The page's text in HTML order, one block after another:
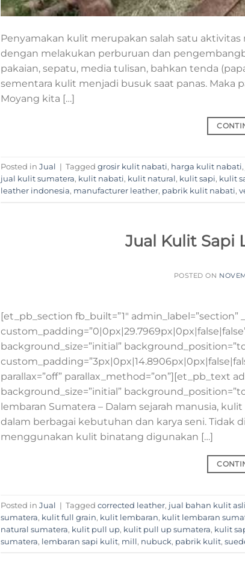
Penyamakan kulit merupakan salah satu
dengan melakukan perburuan dan
pakaian, sepatu, media tulisan, bahkan tenda
sementara kulit menjadi busuk saat panas. Maka
Moyang kita […]
Posted in Jual | Tagged grosir kulit nabati, harga kulit nabati,
jual kulit sumatera, kulit nabati, kulit natural, kulit sapi, kulit
leather indonesia, manufacturer leather, pabrik kulit nabati,
Jual Kulit Sapi
POSTED ON
[et_pb_section fb_built=”1″ admin_label=”section”
background_size=”initial”
parallax=”off” parallax_method=”on”][et_pb_text
background_size=”initial”
lembaran Sumatera – Dalam sejarah manusia,
dalam berbagai kebutuhan dan karya seni. Tidak
menggunakan kulit binatang digunakan […]
Posted in Jual | Tagged corrected leather, jual bahan kulit asli
sumatera, kulit full grain, kulit lembaran, kulit lembaran
natural sumatera, kulit pull up, kulit pull up sumatera, kulit
sumatera, lembaran sapi kulit, mill , nubuck, pabrik kulit,